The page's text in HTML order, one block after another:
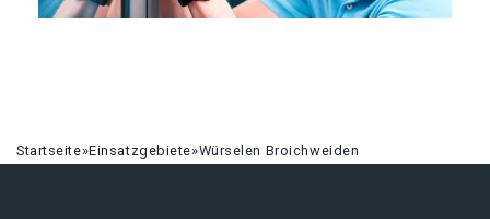
Startseite»Einsatzgebiete»Würselen Broichweiden